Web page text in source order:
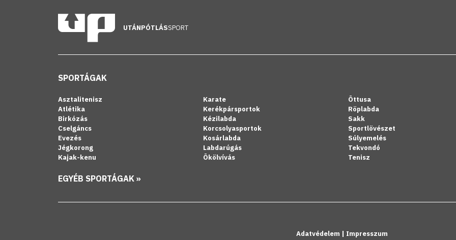
UTÁNPÓTLÁSSPORT
SPORTÁGAK
Asztalitenisz
Atlétika
Birkózás
Cselgáncs
Evezés
Jégkorong
Kajak-kenu
Karate
Kerékpársportok
Kézilabda
Korcsolyasportok
Kosárlabda
Labdarúgás
Ökölvívás
Öttusa
Röplabda
Sakk
Sportlövészet
Súlyemelés
Tekvondó
Tenisz
EGYÉB SPORTÁGAK »
Adatvédelem | Impresszum